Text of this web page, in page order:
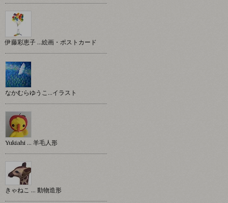
伊藤彩恵子 …絵画・ポストカード
なかむらゆうこ…イラスト
Yukiahi … 羊毛人形
きゃねこ … 動物造形